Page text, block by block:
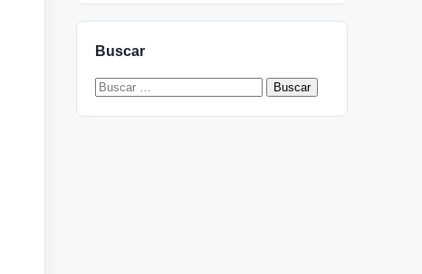
Buscar
Buscar: